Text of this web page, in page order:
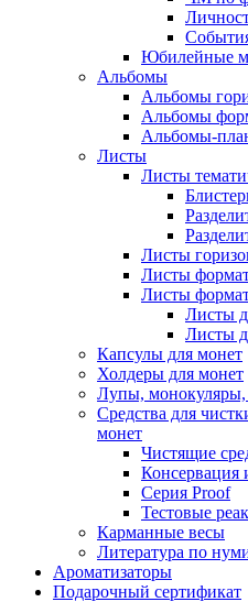
Юбилейные
Альбомы
Альбомы
Альбомы
Альбомы-
Листы
Листы
Листы
Листы
Листы
Листы
Листы
Капсулы для монет
Холдеры для монет
Лупы,
Средства для
монет
Чистящие
Консервация
Серия Proof
Тестовые
Карманные весы
Литература по
Ароматизаторы
Подарочный сертификат